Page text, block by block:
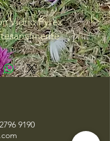
Vidrio Pyrex
9190